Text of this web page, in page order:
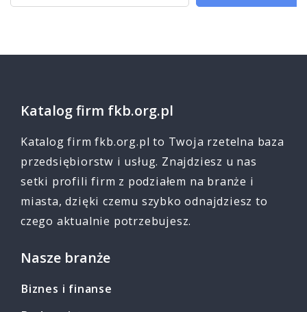
Katalog firm fkb.org.pl
Katalog firm fkb.org.pl to Twoja rzetelna baza
przedsiębiorstw i usług. Znajdziesz u nas
setki profili firm z podziałem na branże i
miasta, dzięki czemu szybko odnajdziesz to
czego aktualnie potrzebujesz.
Nasze branże
Biznes i finanse